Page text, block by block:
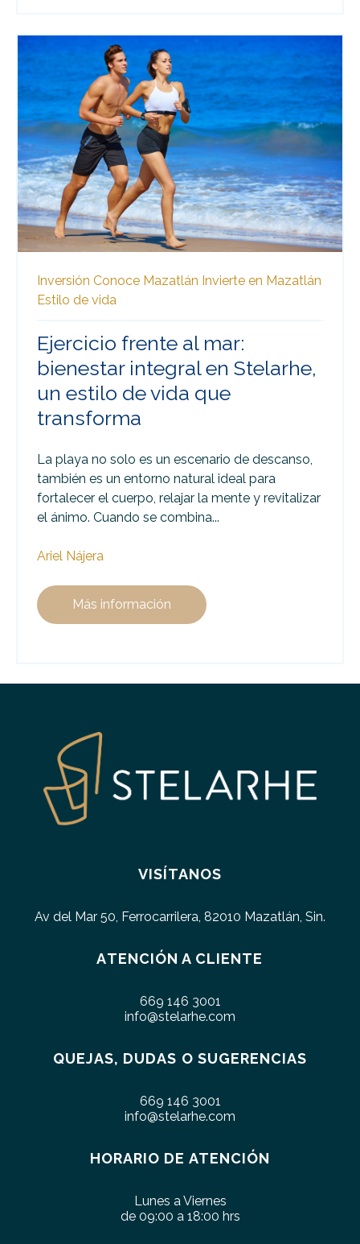
Inversión Conoce Mazatlán Invierte en Mazatlán
Estilo de vida
Ejercicio frente al mar:
bienestar integral en Stelarhe,
un estilo de vida que
transforma
La playa no solo es un escenario de descanso,
también es un entorno natural ideal para
fortalecer el cuerpo, relajar la mente y revitalizar
el ánimo. Cuando se combina...
Ariel Nájera
Más información
VISÍTANOS
Av del Mar 50, Ferrocarrilera, 82010 Mazatlán, Sin.
ATENCIÓN A CLIENTE
669 146 3001
info@stelarhe.com
QUEJAS, DUDAS O SUGERENCIAS
669 146 3001
info@stelarhe.com
HORARIO DE ATENCIÓN
Lunes a Viernes
de 09:00 a 18:00 hrs